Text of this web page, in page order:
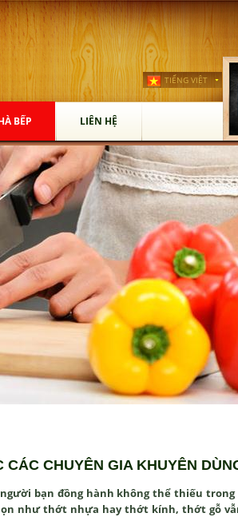
TIẾNG VIỆT
BẾP LIÊN HỆ
CHUYÊN GIA KHUYÊN
bạn đồng hành không thể thiếu trong
như thớt nhựa hay thớt kính, thớt gỗ